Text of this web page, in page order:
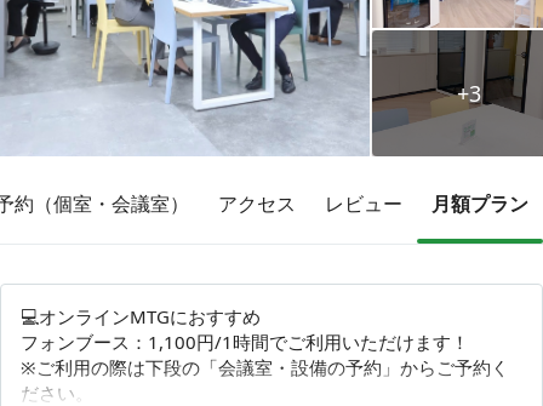
コワーキング運営DXシステム
E Solution
トピックス
+3
約（個室・会議室） アクセス レビュー 月額プラン
💻オンラインMTGにおすすめ
フォンブース：1,100円/1時間でご利用いただけます！
※ご利用の際は下段の「会議室・設備の予約」からご予約く
ださい。